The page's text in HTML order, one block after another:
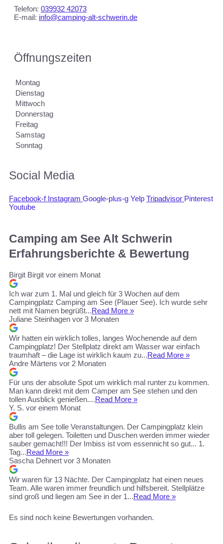
Telefon: 039932 42073
E-mail: info@camping-alt-schwerin.de
Öffnungszeiten
Montag
Dienstag
Mittwoch
Donnerstag
Freitag
Samstag
Sonntag
Social Media
Facebook-f Instagram Google-plus-g Yelp Tripadvisor Pinterest
Youtube
Camping am See Alt Schwerin
Erfahrungsberichte & Bewertung
Birgit Birgit vor einem Monat
Ich war zum 1. Mal und gleich für 3 Wochen auf dem
Campingplatz Camping am See (Plauer See). Ich wurde sehr
nett mit Namen begrüßt...Read More »
Juliane Steinhagen vor 3 Monaten
Wir hatten ein wirklich tolles, langes Wochenende auf dem
Campingplatz! Der Stellplatz direkt am Wasser war einfach
traumhaft – die Lage ist wirklich kaum zu...Read More »
Andre Märtens vor 2 Monaten
Für uns der absolute Spot um wirklich mal runter zu kommen.
Man kann direkt mit dem Camper am See stehen und den
tollen Ausblick genießen....Read More »
Y. S. vor einem Monat
Bullis am See tolle Veranstaltungen. Der Campingplatz klein
aber toll gelegen. Toiletten und Duschen werden immer wieder
sauber gemacht!!! Der Imbiss ist vom essennicht so gut... 1.
Tag...Read More »
Sascha Dehnert vor 3 Monaten
Wir waren für 13 Nächte. Der Campingplatz hat einen neues
Team. Alle waren immer freundlich und hilfsbereit. Stellplätze
sind groß und liegen am See in der 1...Read More »
Es sind noch keine Bewertungen vorhanden.